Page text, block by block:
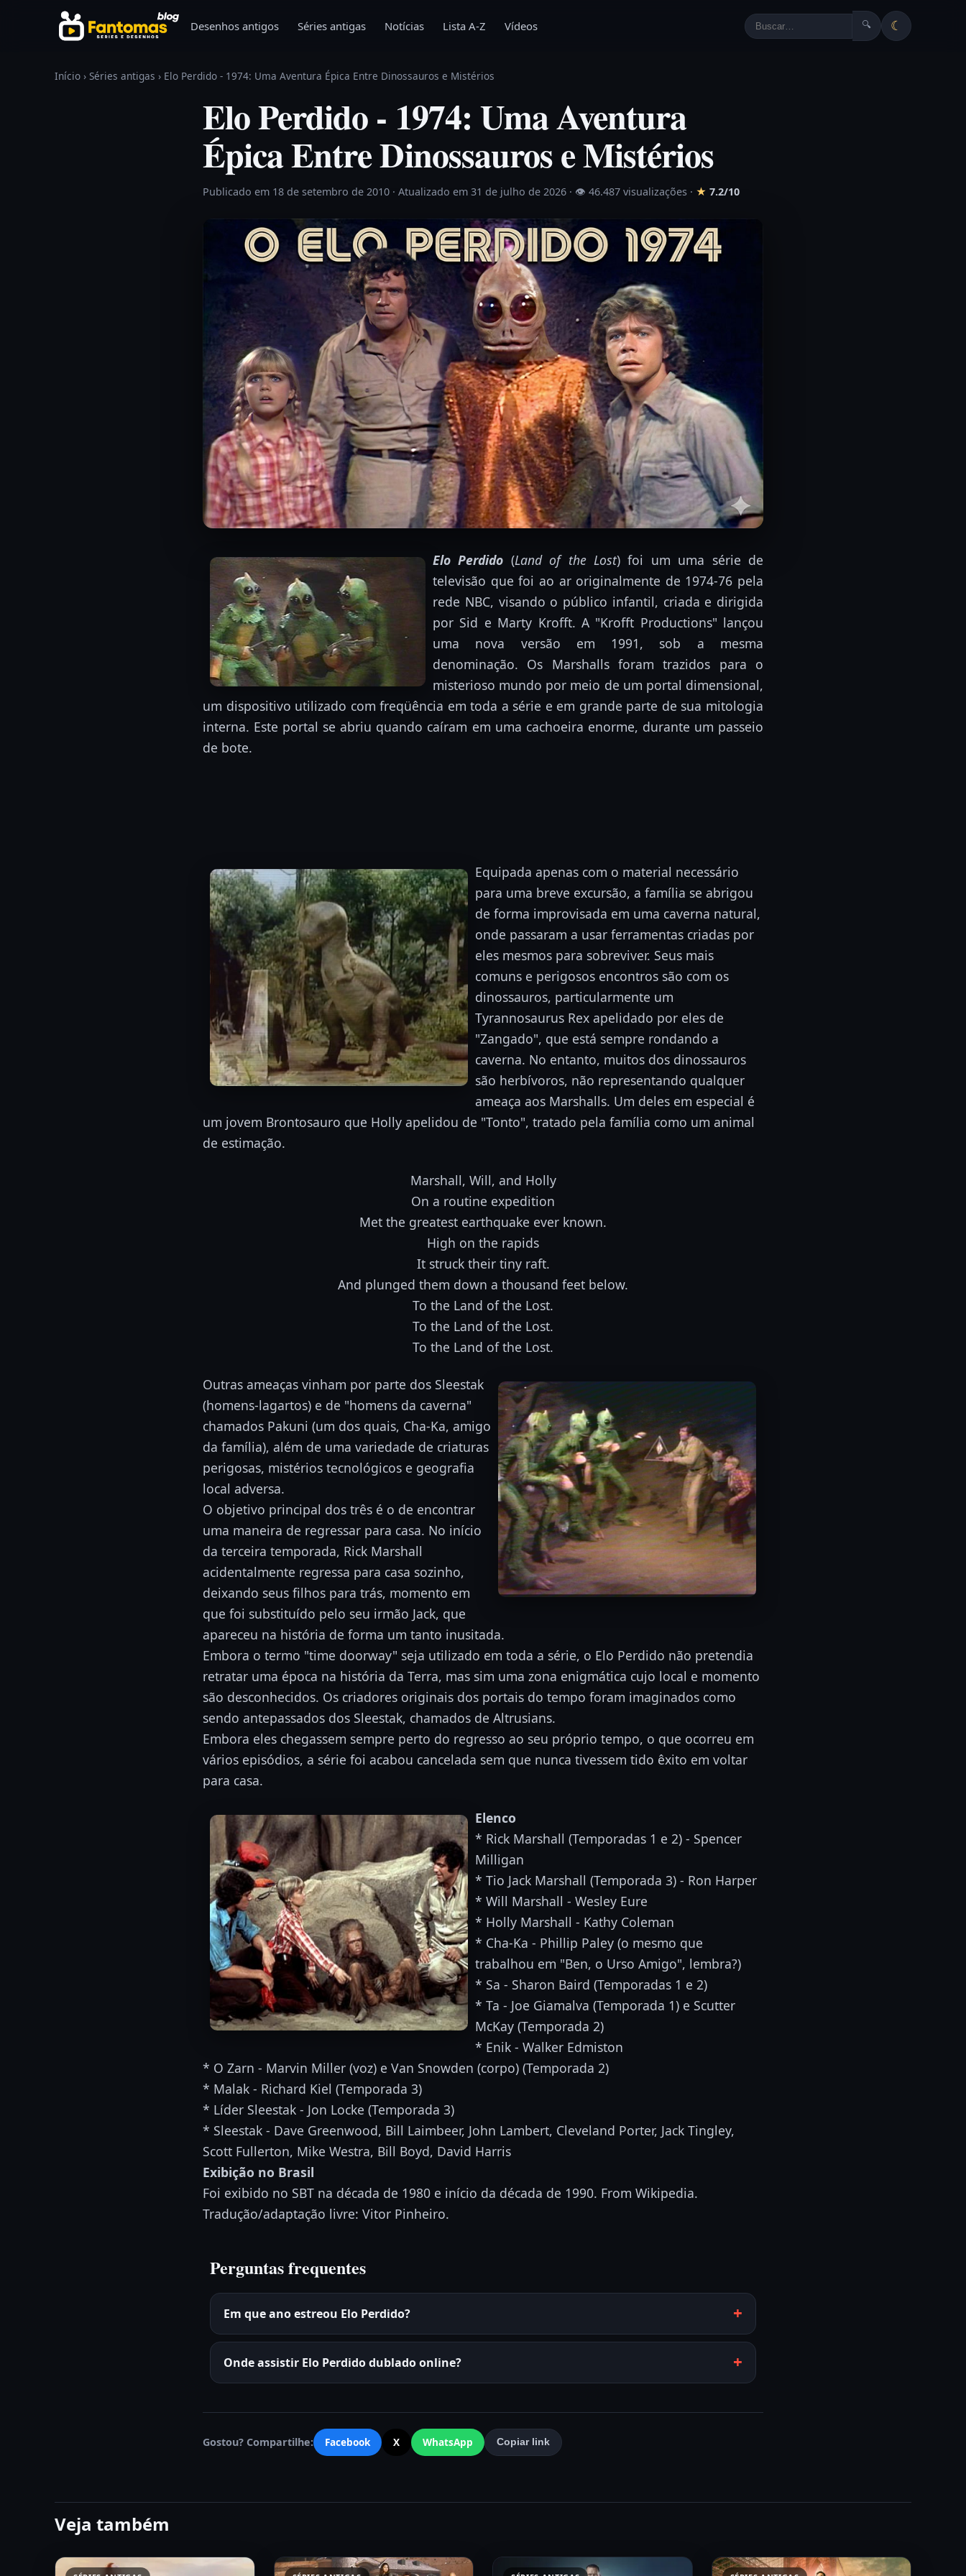
Pular para o conteúdo
Desenhos antigos Séries antigas Notícias Lista A-Z Vídeos 🔍 ☾
Início › Séries antigas › Elo Perdido - 1974: Uma Aventura Épica Entre Dinossauros e Mistérios
Elo Perdido - 1974: Uma Aventura
Épica Entre Dinossauros e Mistérios
Publicado em 18 de setembro de 2010 · Atualizado em 31 de julho de 2026 · 👁 46.487 visualizações · ★ 7.2/10
Elo Perdido (Land of the Lost) foi um uma série de
televisão que foi ao ar originalmente de 1974-76 pela
rede NBC, visando o público infantil, criada e dirigida
por Sid e Marty Krofft. A "Krofft Productions" lançou
uma nova versão em 1991, sob a mesma
denominação. Os Marshalls foram trazidos para o
misterioso mundo por meio de um portal dimensional,
um dispositivo utilizado com freqüência em toda a série e em grande parte de sua mitologia
interna. Este portal se abriu quando caíram em uma cachoeira enorme, durante um passeio
de bote.
Equipada apenas com o material necessário
para uma breve excursão, a família se abrigou
de forma improvisada em uma caverna natural,
onde passaram a usar ferramentas criadas por
eles mesmos para sobreviver. Seus mais
comuns e perigosos encontros são com os
dinossauros, particularmente um
Tyrannosaurus Rex apelidado por eles de
"Zangado", que está sempre rondando a
caverna. No entanto, muitos dos dinossauros
são herbívoros, não representando qualquer
ameaça aos Marshalls. Um deles em especial é
um jovem Brontosauro que Holly apelidou de "Tonto", tratado pela família como um animal
de estimação.
Marshall, Will, and Holly
On a routine expedition
Met the greatest earthquake ever known.
High on the rapids
It struck their tiny raft.
And plunged them down a thousand feet below.
To the Land of the Lost.
To the Land of the Lost.
To the Land of the Lost.
Outras ameaças vinham por parte dos Sleestak
(homens-lagartos) e de "homens da caverna"
chamados Pakuni (um dos quais, Cha-Ka, amigo
da família), além de uma variedade de criaturas
perigosas, mistérios tecnológicos e geografia
local adversa.
O objetivo principal dos três é o de encontrar
uma maneira de regressar para casa. No início
da terceira temporada, Rick Marshall
acidentalmente regressa para casa sozinho,
deixando seus filhos para trás, momento em
que foi substituído pelo seu irmão Jack, que
apareceu na história de forma um tanto inusitada.
Embora o termo "time doorway" seja utilizado em toda a série, o Elo Perdido não pretendia
retratar uma época na história da Terra, mas sim uma zona enigmática cujo local e momento
são desconhecidos. Os criadores originais dos portais do tempo foram imaginados como
sendo antepassados dos Sleestak, chamados de Altrusians.
Embora eles chegassem sempre perto do regresso ao seu próprio tempo, o que ocorreu em
vários episódios, a série foi acabou cancelada sem que nunca tivessem tido êxito em voltar
para casa.
Elenco
* Rick Marshall (Temporadas 1 e 2) - Spencer
Milligan
* Tio Jack Marshall (Temporada 3) - Ron Harper
* Will Marshall - Wesley Eure
* Holly Marshall - Kathy Coleman
* Cha-Ka - Phillip Paley (o mesmo que
trabalhou em "Ben, o Urso Amigo", lembra?)
* Sa - Sharon Baird (Temporadas 1 e 2)
* Ta - Joe Giamalva (Temporada 1) e Scutter
McKay (Temporada 2)
* Enik - Walker Edmiston
* O Zarn - Marvin Miller (voz) e Van Snowden (corpo) (Temporada 2)
* Malak - Richard Kiel (Temporada 3)
* Líder Sleestak - Jon Locke (Temporada 3)
* Sleestak - Dave Greenwood, Bill Laimbeer, John Lambert, Cleveland Porter, Jack Tingley,
Scott Fullerton, Mike Westra, Bill Boyd, David Harris
Exibição no Brasil
Foi exibido no SBT na década de 1980 e início da década de 1990. From Wikipedia.
Tradução/adaptação livre: Vitor Pinheiro.
Perguntas frequentes
Em que ano estreou Elo Perdido?
Onde assistir Elo Perdido dublado online?
Gostou? Compartilhe: Facebook X WhatsApp Copiar link
Veja também